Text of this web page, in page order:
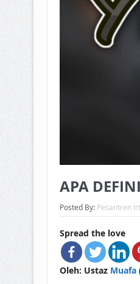
APA
Posted By: Pesantren
Spread the love
Oleh: Ustaz Muafa